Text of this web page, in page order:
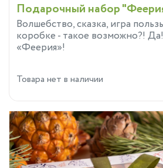
Подарочный набор
Волшебство, сказка, игра
коробке - такое возможно?!
«Феерия»!
Товара нет в наличии